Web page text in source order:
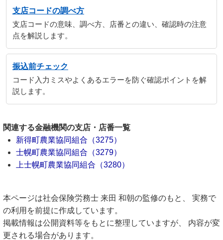
支店コードの調べ方
支店コードの意味、調べ方、店番との違い、確認時の注意
点を解説します。
振込前チェック
コード入力ミスやよくあるエラーを防ぐ確認ポイントを解
説します。
関連する金融機関の支店・店番一覧
新得町農業協同組合（3275）
士幌町農業協同組合（3279）
上士幌町農業協同組合（3280）
本ページは社会保険労務士 来田 和朝の監修のもと、 実務で
の利用を前提に作成しています。
掲載情報は公開資料等をもとに整理していますが、 内容が変
更される場合があります。